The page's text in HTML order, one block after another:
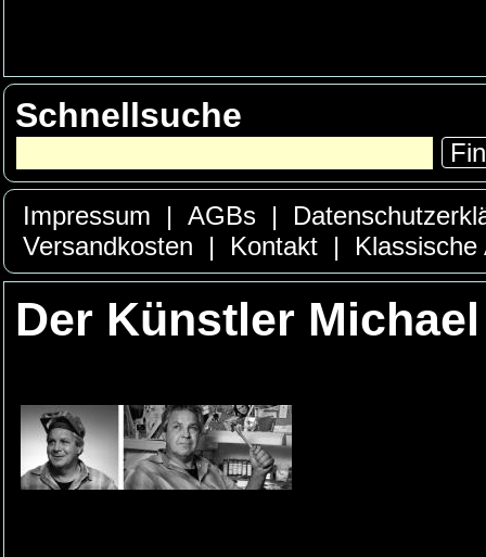
Schnellsuche
Impressum | AGBs |
Versandkosten
| Kontakt |
Der Künstler